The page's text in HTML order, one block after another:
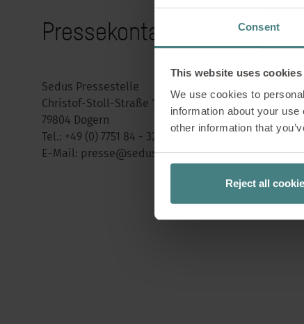
Consent
This website uses cookies
We use cookies to
information about your
other information that
Reject all
Pressekontakt
Sedus Pressestelle
Christof-Stoll-Straße 1 (ehemalige Gewerbestraße 2)
79804 Dogern
Tel.: +49 (0) 7751 84 - 320
E-Mail: presse@sedus.com